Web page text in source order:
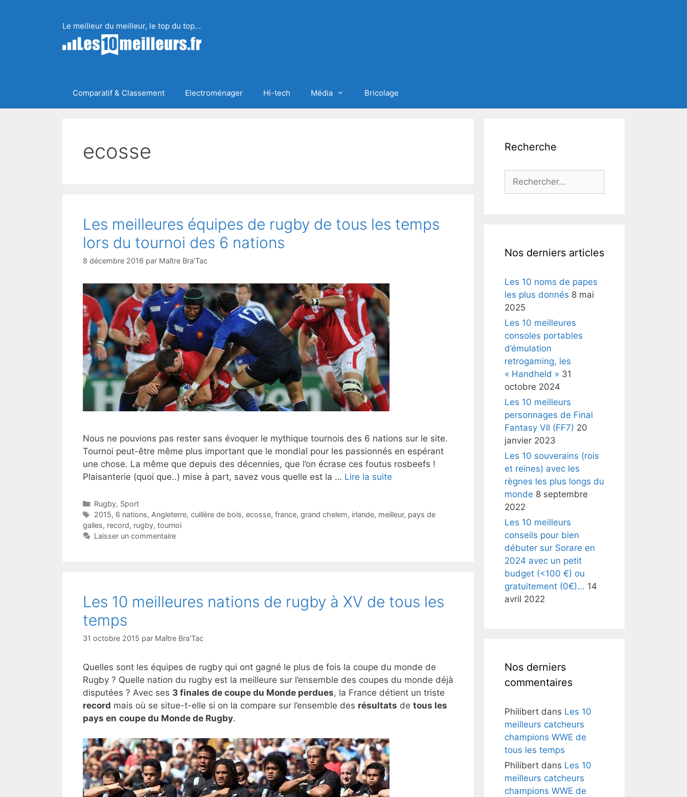
Le meilleur du meilleur, le top du top…
Comparatif & Classement Electroménager Hi-tech Média Bricolage
ecosse
Les meilleures équipes de rugby de tous les temps
lors du tournoi des 6 nations
8 décembre 2016 par Maître Bra'Tac
Nous ne pouvions pas rester sans évoquer le mythique tournois des 6 nations sur le site.
Tournoi peut-être même plus important que le mondial pour les passionnés en espérant
une chose. La même que depuis des décennies, que l’on écrase ces foutus rosbeefs !
Plaisanterie (quoi que..) mise à part, savez vous quelle est la … Lire la suite
Catégories
Rugby, Sport
Étiquettes
2015, 6 nations, Angleterre, cuillère de bois, ecosse, france, grand chelem, irlande, meilleur, pays de
galles, record, rugby, tournoi
Laisser un commentaire
Les 10 meilleures nations de rugby à XV de tous les
temps
31 octobre 2015 par Maître Bra'Tac
Quelles sont les équipes de rugby qui ont gagné le plus de fois la coupe du monde de
Rugby ? Quelle nation du rugby est la meilleure sur l’ensemble des coupes du monde déjà
disputées ? Avec ses 3 finales de coupe du Monde perdues, la France détient un triste
record mais où se situe-t-elle si on la compare sur l’ensemble des résultats de tous les
pays en coupe du Monde de Rugby.
Recherche
Rechercher :
Nos derniers articles
Les 10 noms de papes
les plus donnés 8 mai
2025
Les 10 meilleures
consoles portables
d’émulation
retrogaming, les
« Handheld » 31
octobre 2024
Les 10 meilleurs
personnages de Final
Fantasy VII (FF7) 20
janvier 2023
Les 10 souverains (rois
et reines) avec les
règnes les plus longs du
monde 8 septembre
2022
Les 10 meilleurs
conseils pour bien
débuter sur Sorare en
2024 avec un petit
budget (<100 €) ou
gratuitement (0€)... 14
avril 2022
Nos derniers
commentaires
Philibert dans Les 10
meilleurs catcheurs
champions WWE de
tous les temps
Philibert dans Les 10
meilleurs catcheurs
champions WWE de